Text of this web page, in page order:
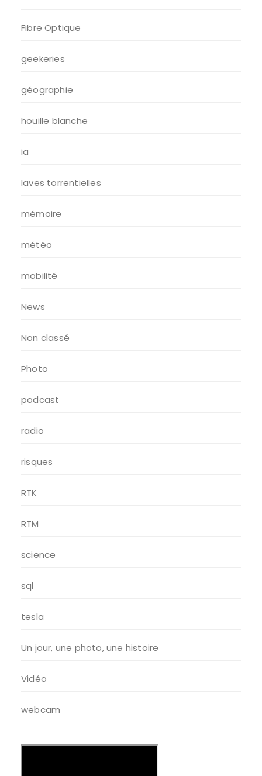
Fibre Optique
geekeries
géographie
houille blanche
ia
laves torrentielles
mémoire
météo
mobilité
News
Non classé
Photo
podcast
radio
risques
RTK
RTM
science
sql
tesla
Un jour, une photo, une histoire
Vidéo
webcam